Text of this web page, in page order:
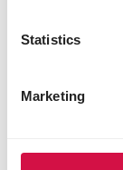
Statistics
Marketing
Mit den Plus-
Ihre Tauben